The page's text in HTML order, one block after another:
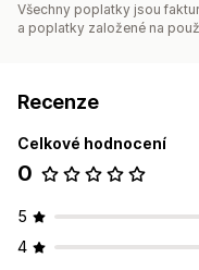
Všechny poplatky jsou
a poplatky založené na
Recenze
Celkové hodnocení
0
5
4